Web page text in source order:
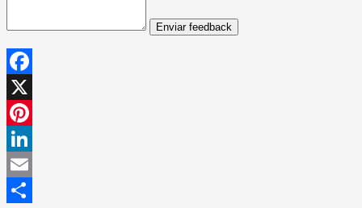
Enviar feedback
Facebook
X
Pinterest
LinkedIn
Email